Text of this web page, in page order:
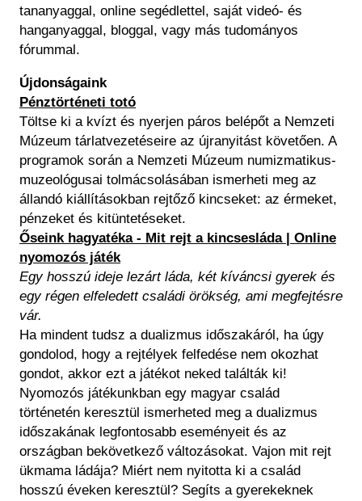
tananyaggal, online segédlettel, saját videó- és
hanganyaggal, bloggal, vagy más tudományos
fórummal.
Újdonságaink
Pénztörténeti totó
Töltse ki a kvízt és nyerjen páros belépőt a Nemzeti
Múzeum tárlatvezetéseire az újranyitást követően. A
programok során a Nemzeti Múzeum numizmatikus-
muzeológusai tolmácsolásában ismerheti meg az
állandó kiállításokban rejtőző kincseket: az érmeket,
pénzeket és kitüntetéseket.
Őseink hagyatéka - Mit rejt a kincsesláda | Online
nyomozós játék
Egy hosszú ideje lezárt láda, két kíváncsi gyerek és
egy régen elfeledett családi örökség, ami megfejtésre
vár.
Ha mindent tudsz a dualizmus időszakáról, ha úgy
gondolod, hogy a rejtélyek felfedése nem okozhat
gondot, akkor ezt a játékot neked találták ki!
Nyomozós játékunkban egy magyar család
történetén keresztül ismerheted meg a dualizmus
időszakának legfontosabb eseményeit és az
országban bekövetkező változásokat. Vajon mit rejt
ükmama ládája? Miért nem nyitotta ki a család
hosszú éveken keresztül? Segíts a gyerekeknek